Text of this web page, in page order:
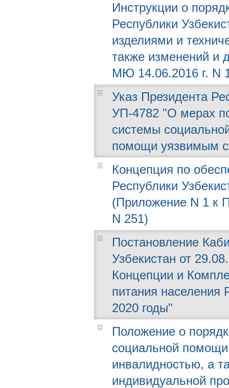
Инструкции о
Республики
изделиями и
также изменений и
МЮ 14.06.2016 г. N
Указ Президента
УП-4782 "О мерах
системы
помощи уязвимым
Концепция по
Республики
(Приложение N 1 к
N 251)
Постановление
Узбекистан от
Концепции и
питания населения
2020 годы"
Положение о
социальной
инвалидностью, а
индивидуальной